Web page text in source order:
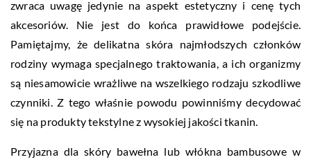
zwraca uwagę jedynie na aspekt estetyczny i cenę tych
akcesoriów. Nie jest do końca prawidłowe podejście.
Pamiętajmy, że delikatna skóra najmłodszych członków
rodziny wymaga specjalnego traktowania, a ich organizmy
są niesamowicie wrażliwe na wszelkiego rodzaju szkodliwe
czynniki. Z tego właśnie powodu powinniśmy decydować
się na produkty tekstylne z wysokiej jakości tkanin.
Przyjazna dla skóry bawełna lub włókna bambusowe w